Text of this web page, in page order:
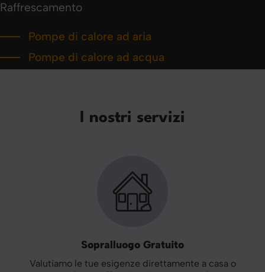
Raffrescamento
Pompe di calore ad aria
Pompe di calore ad acqua
I nostri servizi
Sopralluogo Gratuito
Valutiamo le tue esigenze direttamente a casa o